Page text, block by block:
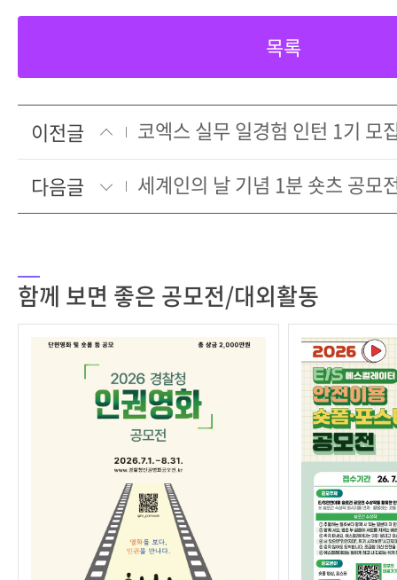
목록
이전글
코엑스 실무 일경험 인턴 1기 모
다음글
함께 보면 좋은 공모전/대외활동